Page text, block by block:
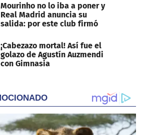
Mourinho no lo iba a poner y
Real Madrid anuncia su
salida: por este club firmó
¡Cabezazo mortal! Así fue el
golazo de Agustín Auzmendi
con Gimnasia